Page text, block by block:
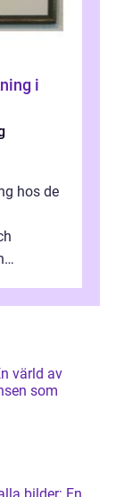
i
hos de
värld av
som